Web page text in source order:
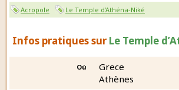
Acropole Le Temple d’Athéna-Niké
Infos pratiques surLe Temple
Où
Grece
Athènes